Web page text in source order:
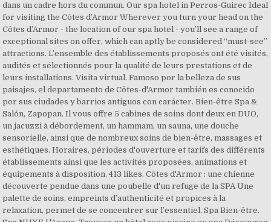
dans un cadre hors du commun. Our spa hotel in Perros-Guirec Ideal
for visiting the Côtes d’Armor Wherever you turn your head on the
Côtes d’Armor - the location of our spa hotel - you’ll see a range of
exceptional sites on offer, which can aptly be considered “must-see”
attractions. L’ensemble des établissements proposés ont été visités,
audités et sélectionnés pour la qualité de leurs prestations et de
leurs installations. Visita virtual. Famoso por la belleza de sus
paisajes, el departamento de Côtes-d'Armor también es conocido
por sus ciudades y barrios antiguos con carácter. Bien-être Spa &
Salón, Zapopan. Il vous offre 5 cabines de soins dont deux en DUO,
un jacuzzi à débordement, un hammam, un sauna, une douche
sensorielle, ainsi que de nombreux soins de bien-être, massages et
esthétiques. Horaires, périodes d'ouverture et tarifs des différents
établissements ainsi que les activités proposées, animations et
équipements à disposition. 413 likes. Côtes d'Armor : une chienne
découverte pendue dans une poubelle d'un refuge de la SPA Une
palette de soins, empreints d’authenticité et propices à la
relaxation, permet de se concentrer sur l’essentiel. Spa Bien-être.